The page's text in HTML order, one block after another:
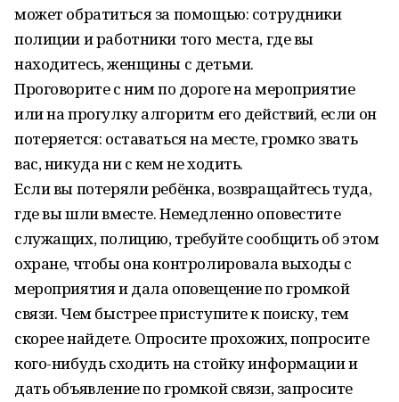
может обратиться за помощью: сотрудники
полиции и работники того места, где вы
находитесь, женщины с детьми.
Проговорите с ним по дороге на мероприятие
или на прогулку алгоритм его действий, если он
потеряется: оставаться на месте, громко звать
вас, никуда ни с кем не ходить.
Если вы потеряли ребёнка, возвращайтесь туда,
где вы шли вместе. Немедленно оповестите
служащих, полицию, требуйте сообщить об этом
охране, чтобы она контролировала выходы с
мероприятия и дала оповещение по громкой
связи. Чем быстрее приступите к поиску, тем
скорее найдете. Опросите прохожих, попросите
кого-нибудь сходить на стойку информации и
дать объявление по громкой связи, запросите